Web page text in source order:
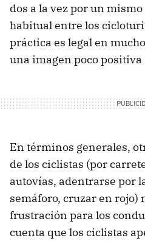
dos a la vez por un
habitual entre los
práctica es legal en
una imagen poco positiva
En términos generales,
de los ciclistas (por
autovías, adentrarse por
semáforo, cruzar en rojo)
frustración para los
cuenta que los ciclistas